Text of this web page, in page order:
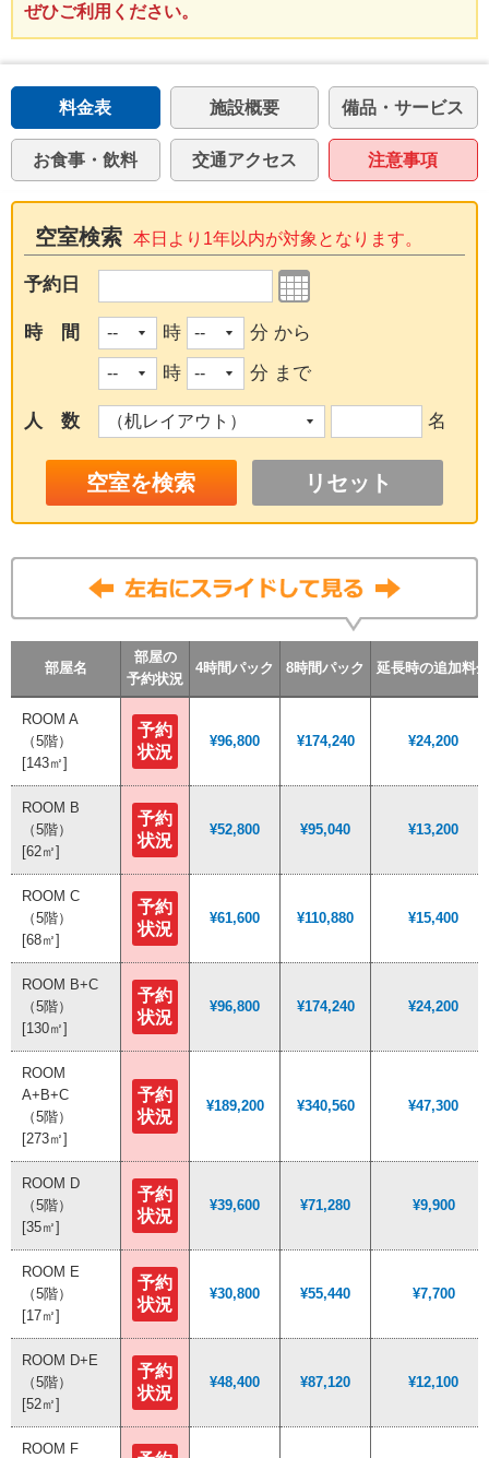
ぜひご利用ください。
料金表 施設概要 備品・サービス
お食事・飲料 交通アクセス 注意事項
空室検索 本日より1年以内が対象となります。
予約日
時 間 時
分 から
時
分 まで
人 数 名
リセット
部屋名
部屋の
予約状況
4時間パック 8時間パック 延長時の追加料金
部屋名
部屋の
予約状況
4時間パック 8時間パック 延長時の追加料金
部屋名
部屋の
予約状況
4時間パック 8時間パック 延長時の追加料金
ROOM A
（5階）
[143㎡]
予約
状況
¥96,800 ¥174,240 ¥24,200
ROOM B
（5階）
[62㎡]
予約
状況
¥52,800 ¥95,040 ¥13,200
ROOM C
（5階）
[68㎡]
予約
状況
¥61,600 ¥110,880 ¥15,400
ROOM B+C
（5階）
[130㎡]
予約
状況
¥96,800 ¥174,240 ¥24,200
ROOM
A+B+C
（5階）
[273㎡]
予約
状況
¥189,200 ¥340,560 ¥47,300
ROOM D
（5階）
[35㎡]
予約
状況
¥39,600 ¥71,280 ¥9,900
ROOM E
（5階）
[17㎡]
予約
状況
¥30,800 ¥55,440 ¥7,700
ROOM D+E
（5階）
[52㎡]
予約
状況
¥48,400 ¥87,120 ¥12,100
ROOM F
部屋名
部屋の
予約状況
4時間パック 8時間パック 延長時の追加料金
ROOM A
（5階）
[143㎡]
予約
状況
¥96,800 ¥174,240 ¥24,200
ROOM B
（5階）
[62㎡]
予約
状況
¥52,800 ¥95,040 ¥13,200
ROOM C
（5階）
[68㎡]
予約
状況
¥61,600 ¥110,880 ¥15,400
ROOM B+C
（5階）
[130㎡]
予約
状況
¥96,800 ¥174,240 ¥24,200
ROOM
A+B+C
（5階）
[273㎡]
予約
状況
¥189,200 ¥340,560 ¥47,300
ROOM D
（5階）
[35㎡]
予約
状況
¥39,600 ¥71,280 ¥9,900
ROOM E
（5階）
[17㎡]
予約
状況
¥30,800 ¥55,440 ¥7,700
ROOM D+E
（5階）
[52㎡]
予約
状況
¥48,400 ¥87,120 ¥12,100
ROOM F